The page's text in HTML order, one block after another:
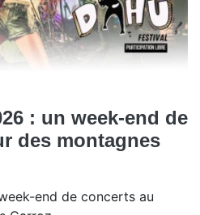
: un week-end de
des montagnes
end de concerts au